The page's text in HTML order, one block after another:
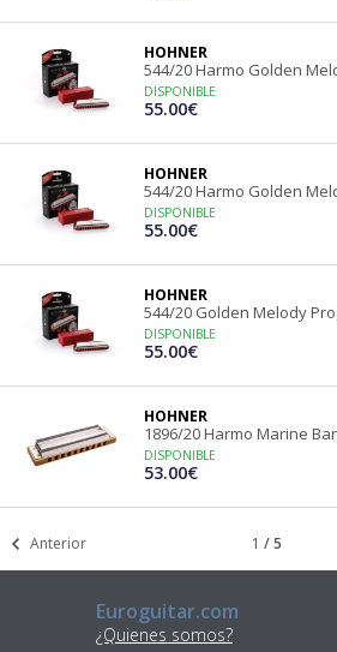
HOHNER
544/20 Harmo Golden
DISPONIBLE
55.00€
HOHNER
544/20 Harmo Golden
DISPONIBLE
55.00€
HOHNER
544/20 Golden Melody
DISPONIBLE
55.00€
HOHNER
1896/20 Harmo Marine
DISPONIBLE
53.00€
Anterior 1 /5
Euroguitar.com
¿Quienes somos?